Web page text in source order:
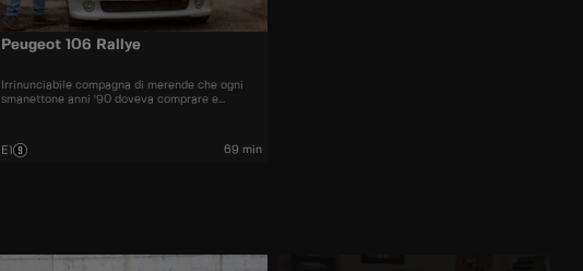
Peugeot 106 Rallye
Irrinunciabile compagna di merende che ogni
smanettone anni '90 doveva comprare e
E1 69 min